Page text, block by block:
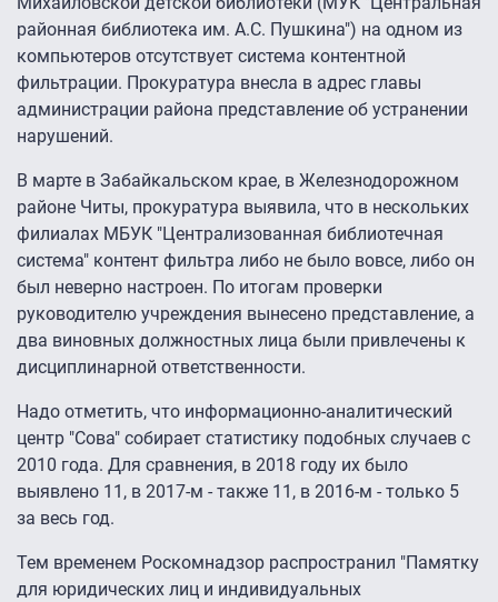
районная библиотека им. А.С. Пушкина") на одном из
компьютеров отсутствует система контентной
фильтрации. Прокуратура внесла в адрес главы
администрации района представление об устранении
нарушений.
В марте в Забайкальском крае, в Железнодорожном
районе Читы, прокуратура выявила, что в нескольких
филиалах МБУК "Централизованная библиотечная
система" контент фильтра либо не было вовсе, либо он
был неверно настроен. По итогам проверки
руководителю учреждения вынесено представление, а
два виновных должностных лица были привлечены к
дисциплинарной ответственности.
Надо отметить, что информационно-аналитический
центр "Сова" собирает статистику подобных случаев с
2010 года. Для сравнения, в 2018 году их было
выявлено 11, в 2017-м - также 11, в 2016-м - только 5
за весь год.
Тем временем Роскомнадзор распространил "Памятку
для юридических лиц и индивидуальных